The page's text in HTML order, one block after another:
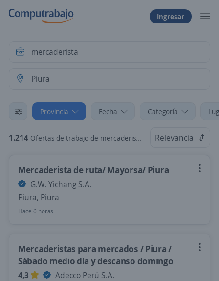
Ingresar
Provincia Fecha Categoría
1.214 Ofertas de trabajo de mercaderista en Piura Relevancia
Mercaderista de ruta/ Mayorsa/ Piura
G.W. Yichang S.A.
Piura, Piura
Hace 6 horas
Mercaderistas para mercados / Piura /
Sábado medio día y descanso domingo
4,3
Adecco Perú S.A.